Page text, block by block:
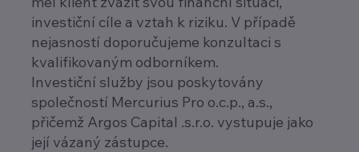
investiční cíle a vztah k riziku. V případě
nejasností doporučujeme konzultaci s
kvalifikovaným odborníkem.
Investiční služby jsou poskytovány
společností Mercurius Pro o.c.p., a.s.,
přičemž Argos Capital .s.r.o. vystupuje jako
její vázaný zástupce.